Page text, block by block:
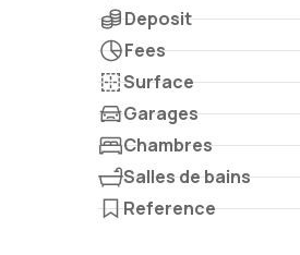
Deposit
Fees
Surface
Garages
Chambres
Salles de bains
Reference